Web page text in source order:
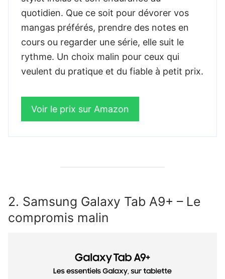
quotidien. Que ce soit pour dévorer vos
mangas préférés, prendre des notes en
cours ou regarder une série, elle suit le
rythme. Un choix malin pour ceux qui
veulent du pratique et du fiable à petit prix.
Voir le prix sur Amazon
2. Samsung Galaxy Tab A9+ – Le
compromis malin